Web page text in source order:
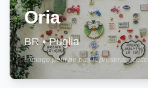
📝Publier un Événement
🇮🇹
Oria
BR•Puglia
L'image peut ne pas représenter